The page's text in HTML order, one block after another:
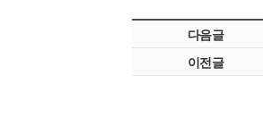
다음글
이전글